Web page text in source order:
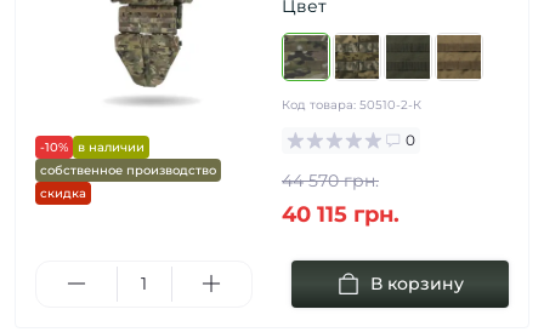
-10%
в наличии
собственное производство
скидка
Цвет
Код товара: 50510-2-К
0
44 570 грн.
40 115 грн.
В корзину